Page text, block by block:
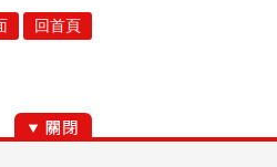
回首頁